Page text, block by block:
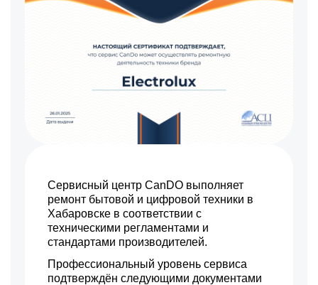
Сервисный центр CanDO выполняет
ремонт бытовой и цифровой техники в
Хабаровске в соответствии с
техническими регламентами и
стандартами производителей.
Профессиональный уровень сервиса
подтверждён следующими документами